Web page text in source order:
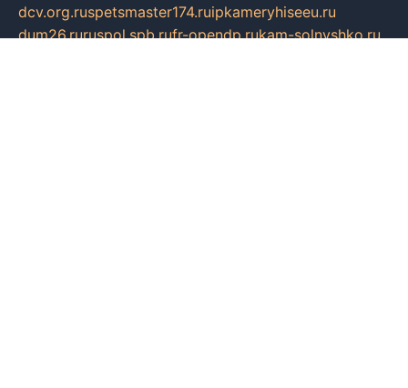
dcv.org.ruspetsmaster174.ruipkameryhiseeu.ru
dum26.ruruspol.spb.rufr-opendp.rukam-solnyshko.ru